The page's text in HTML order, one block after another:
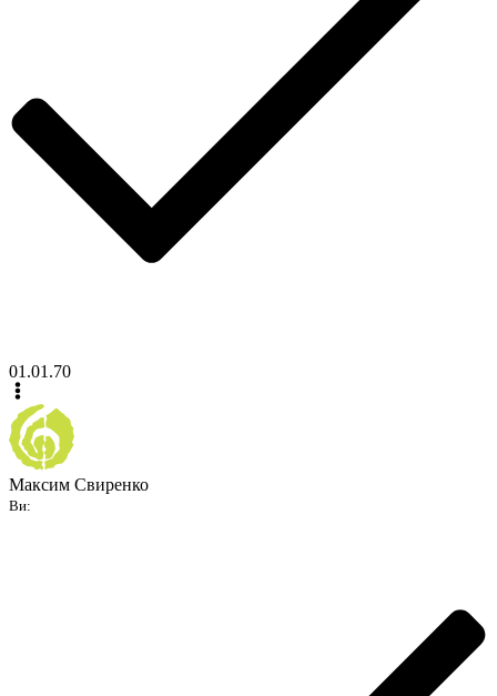
01.01.70
Максим Свиренко
Ви: